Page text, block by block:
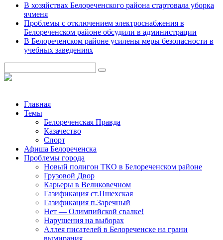
В хозяйствах Белореченского района стартовала уборка
ячменя
Проблемы с отключением электроснабжения в
Белореченском районе обсудили в администрации
В Белореченском районе усилены меры безопасности в
учебных заведениях
Главная
Темы
Белореченская Правда
Казачество
Спорт
Афиша Белореченска
Проблемы города
Новый полигон ТКО в Белореченском районе
Грузовой Двор
Карьеры в Великовечном
Газификация ст.Пшехская
Газификация п.Заречный
Нет — Олимпийской свалке!
Нарушения на выборах
Аллея писателей в Белореченске на грани
вымирания